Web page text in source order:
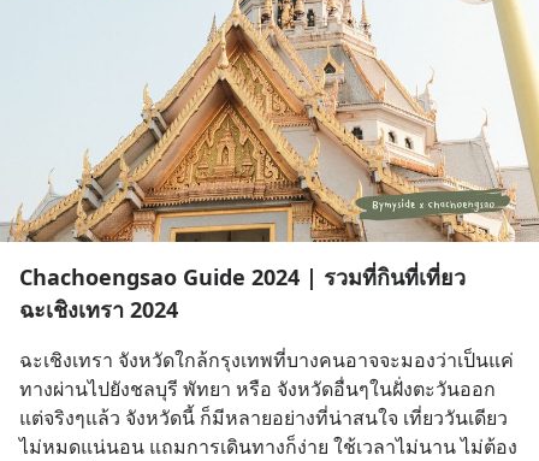
Chachoengsao Guide 2024 | รวมที่กินที่เที่ยว
ฉะเชิงเทรา 2024
ฉะเชิงเทรา จังหวัดใกล้กรุงเทพที่บางคนอาจจะมองว่าเป็นแค่
ทางผ่านไปยังชลบุรี พัทยา หรือ จังหวัดอื่นๆในฝั่งตะวันออก
แต่จริงๆแล้ว จังหวัดนี้ ก็มีหลายอย่างที่น่าสนใจ เที่ยววันเดียว
ไม่หมดแน่นอน แถมการเดินทางก็ง่าย ใช้เวลาไม่นาน ไม่ต้อง